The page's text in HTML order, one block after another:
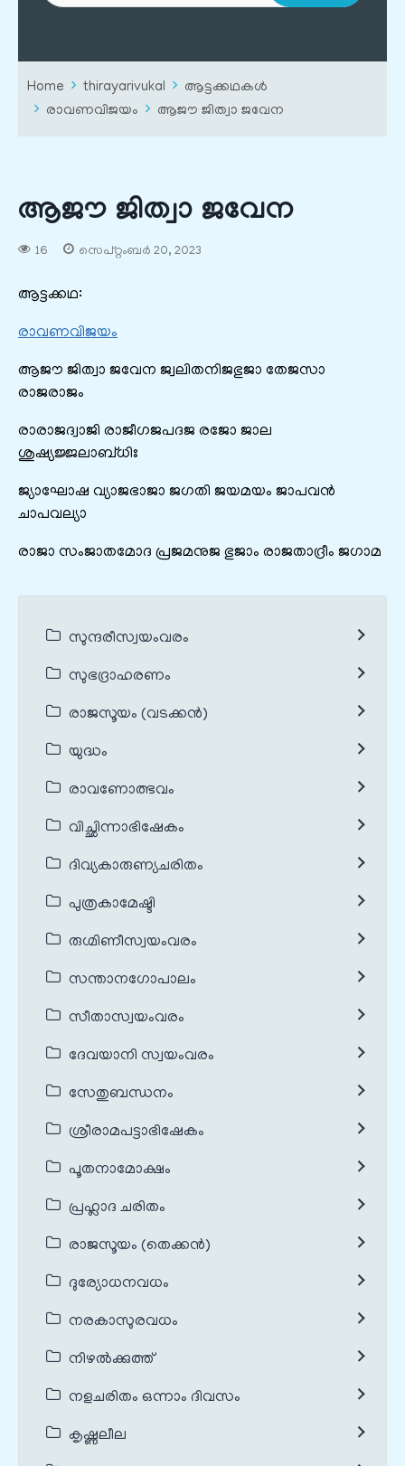
Home thirayarivukal
ആട്ടക്കഥകൾ
രാവണവിജയം
ആജൗ ജിത്വാ ജവേന
ആജൗ ജിത്വാ ജവേന
16 സെപ്റ്റംബർ 20, 2023
ആട്ടക്കഥ:
രാവണവിജയം
ആജൗ ജിത്വാ ജവേന ജ്വലിതനിജഭുജാ തേജസാ
രാജരാജം
രാരാജദ്വാജി രാജീഗജപദജ രജോ ജാല
ശുഷ്യജ്ജലാബ്ധിഃ
ജ്യാഘോഷ വ്യാജഭാജാ ജഗതി ജയമയം ജാപവൻ
ചാപവല്യാ
രാജാ സംജാതമോദ പ്രജമനുജ ഭുജാം രാജതാദ്രീം ജഗാമ
സുന്ദരീസ്വയംവരം
സുഭദ്രാഹരണം
രാജസൂയം (വടക്കൻ)
യുദ്ധം
രാവണോത്ഭവം
വിച്ഛിന്നാഭിഷേകം
ദിവ്യകാരുണ്യചരിതം
പുത്രകാമേഷ്ടി
രുഗ്മിണീസ്വയംവരം
സന്താനഗോപാലം
സീതാസ്വയംവരം
ദേവയാനി സ്വയംവരം
സേതുബന്ധനം
ശ്രീരാമപട്ടാഭിഷേകം
പൂതനാമോക്ഷം
പ്രഹ്ലാദ ചരിതം
രാജസൂയം (തെക്കൻ)
ദുര്യോധനവധം
നരകാസുരവധം
നിഴൽക്കുത്ത്
നളചരിതം ഒന്നാം ദിവസം
കൃഷ്ണലീല